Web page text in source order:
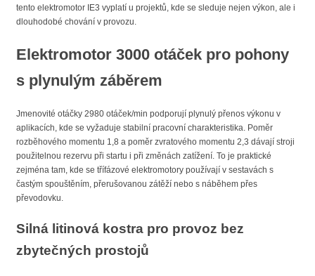
tento elektromotor IE3 vyplatí u projektů, kde se sleduje nejen výkon, ale i
dlouhodobé chování v provozu.
Elektromotor 3000 otáček pro pohony
s plynulým záběrem
Jmenovité otáčky 2980 otáček/min podporují plynulý přenos výkonu v
aplikacích, kde se vyžaduje stabilní pracovní charakteristika. Poměr
rozběhového momentu 1,8 a poměr zvratového momentu 2,3 dávají stroji
použitelnou rezervu při startu i při změnách zatížení. To je praktické
zejména tam, kde se třífázové elektromotory používají v sestavách s
častým spouštěním, přerušovanou zátěží nebo s náběhem přes
převodovku.
Silná litinová kostra pro provoz bez
zbytečných prostojů